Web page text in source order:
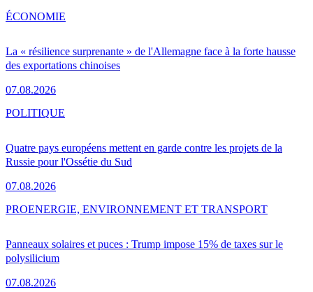
La « résilience surprenante » de l'Allemagne face à la forte hausse
des exportations chinoises
07.08.2026
ÉCONOMIE
Quatre pays européens mettent en garde contre les projets de la
Russie pour l'Ossétie du Sud
07.08.2026
POLITIQUE
Panneaux solaires et puces : Trump impose 15% de taxes sur le
polysilicium
07.08.2026
PROENERGIE, ENVIRONNEMENT ET TRANSPORT